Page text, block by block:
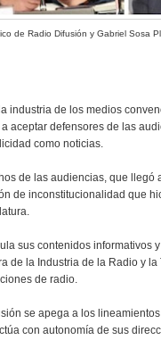
de Radio Difusión y Gabriel Sosa
industria de los medios
aceptar defensores de las
como noticias.
de las audiencias, que llegó
de inconstitucionalidad que
sus contenidos informativos
de la Industria de la Radio y
de radio.
se apega a los
con autonomía de sus